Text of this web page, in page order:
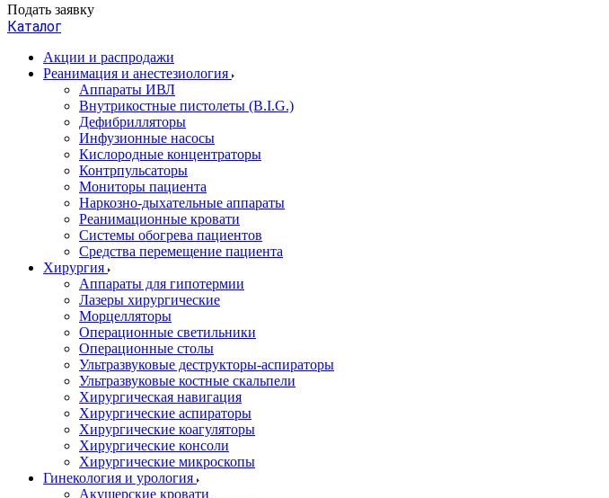
Подать заявку
Каталог
Акции и распродажи
Реанимация и анестезиология
Аппараты ИВЛ
Внутрикостные пистолеты (B.I.G.)
Дефибрилляторы
Инфузионные насосы
Кислородные концентраторы
Контрпульсаторы
Мониторы пациента
Наркозно-дыхательные аппараты
Реанимационные кровати
Системы обогрева пациентов
Средства перемещение пациента
Хирургия
Аппараты для гипотермии
Лазеры хирургические
Морцелляторы
Операционные светильники
Операционные столы
Ультразвуковые деструкторы-аспираторы
Ультразвуковые костные скальпели
Хирургическая навигация
Хирургические аспираторы
Хирургические коагуляторы
Хирургические консоли
Хирургические микроскопы
Гинекология и урология
Акушерские кровати